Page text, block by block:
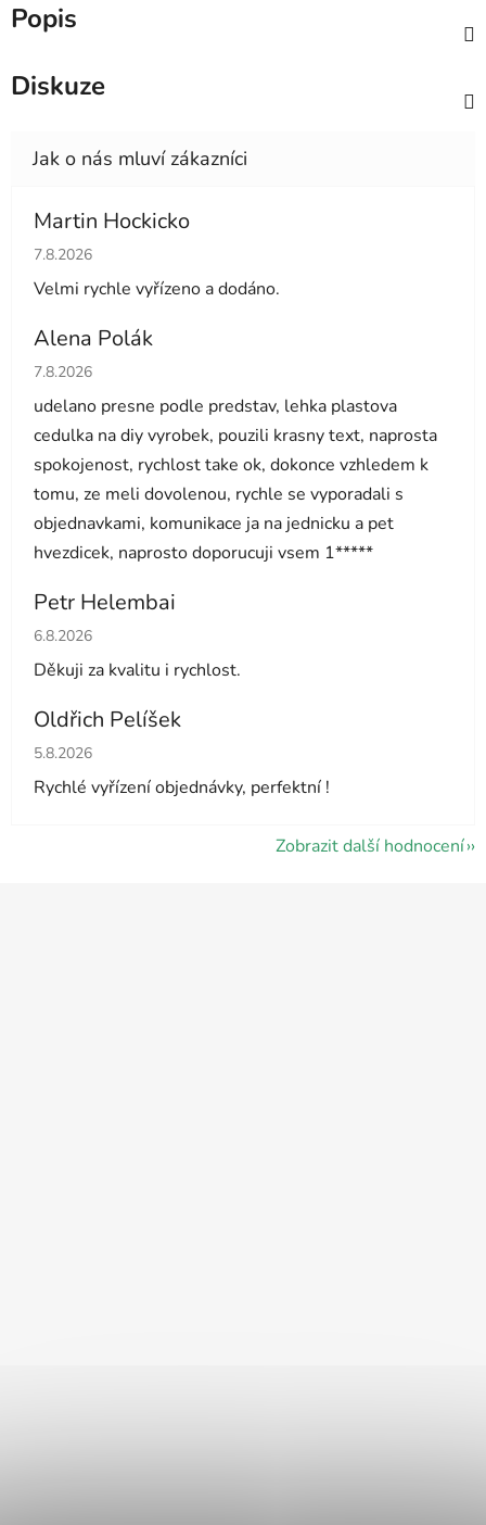
Popis
Diskuze
Martin Hockicko
Hodnocení obchodu je 5 z 5 hvězdiček.
7.8.2026
Velmi rychle vyřízeno a dodáno.
Alena Polák
Hodnocení obchodu je 5 z 5 hvězdiček.
7.8.2026
udelano presne podle predstav, lehka plastova
cedulka na diy vyrobek, pouzili krasny text, naprosta
spokojenost, rychlost take ok, dokonce vzhledem k
tomu, ze meli dovolenou, rychle se vyporadali s
objednavkami, komunikace ja na jednicku a pet
hvezdicek, naprosto doporucuji vsem 1*****
Petr Helembai
Hodnocení obchodu je 5 z 5 hvězdiček.
6.8.2026
Děkuji za kvalitu i rychlost.
Oldřich Pelíšek
Hodnocení obchodu je 5 z 5 hvězdiček.
5.8.2026
Rychlé vyřízení objednávky, perfektní !
Zobrazit další hodnocení